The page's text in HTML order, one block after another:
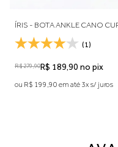
MARROM
29% 0FF
MARGOT -
FINO
R$
ou R$ 259,90